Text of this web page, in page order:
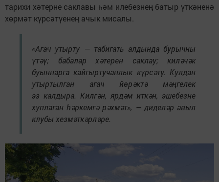
тарихи хәтерне саклавы һәм илебезнең батыр үткәненә
хөрмәт күрсәтүенең ачык мисалы.
«Агач утырту — табигать алдында бурычны
үтәү; бабалар хәтерен саклау; киләчәк
буыннарга кайгыртучанлык күрсәтү. Кулдан
утыртылган агач йөрәктә мәңгелек
эз калдыра. Килгән, ярдәм иткән, эшебезне
хуплаган һәркемгә рәхмәт», — диделәр авыл
клубы хезмәткәрләре.